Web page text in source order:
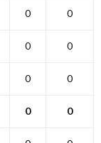
0 0
0 0
0 0
0 0